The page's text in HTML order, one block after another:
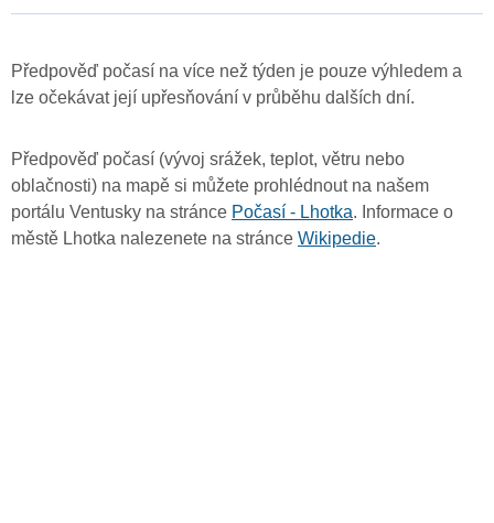
Předpověď počasí na více než týden je pouze výhledem a
lze očekávat její upřesňování v průběhu dalších dní.
Předpověď počasí (vývoj srážek, teplot, větru nebo
oblačnosti) na mapě si můžete prohlédnout na našem
portálu Ventusky na stránce Počasí - Lhotka. Informace o
městě Lhotka nalezenete na stránce Wikipedie.